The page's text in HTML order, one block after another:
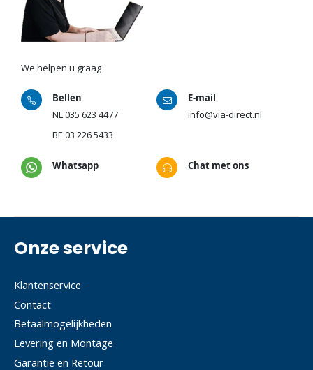
We helpen u graag
Bellen
NL 035 623 4477
BE 03 226 5433
E-mail
info@via-direct.nl
Whatsapp Chat met ons
Onze service
Klantenservice
Contact
Betaalmogelijkheden
Levering en Montage
Garantie en Retour